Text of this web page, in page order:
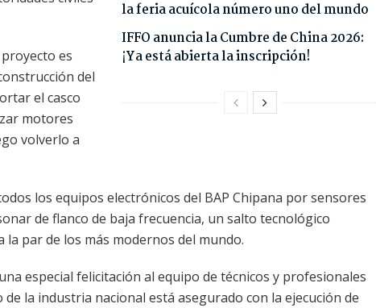
la feria acuícola número uno del mundo
IFFO anuncia la Cumbre de China 2026:
¡Ya está abierta la inscripción!
es
del
el casco
motores
volverlo a
los equipos electrónicos del BAP Chipana por sensores
de flanco de baja frecuencia, un salto tecnológico
par de los más modernos del mundo.
especial felicitación al equipo de técnicos y profesionales
la industria nacional está asegurado con la ejecución de